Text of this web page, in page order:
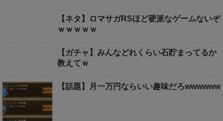
【ネタ】ロマサガRSほど硬派なゲームないぞ
ｗｗｗｗｗ
【ガチャ】みんなどれくらい石貯まってるか
教えてｗ
【話題】月一万円ならいい趣味だろwwwwww